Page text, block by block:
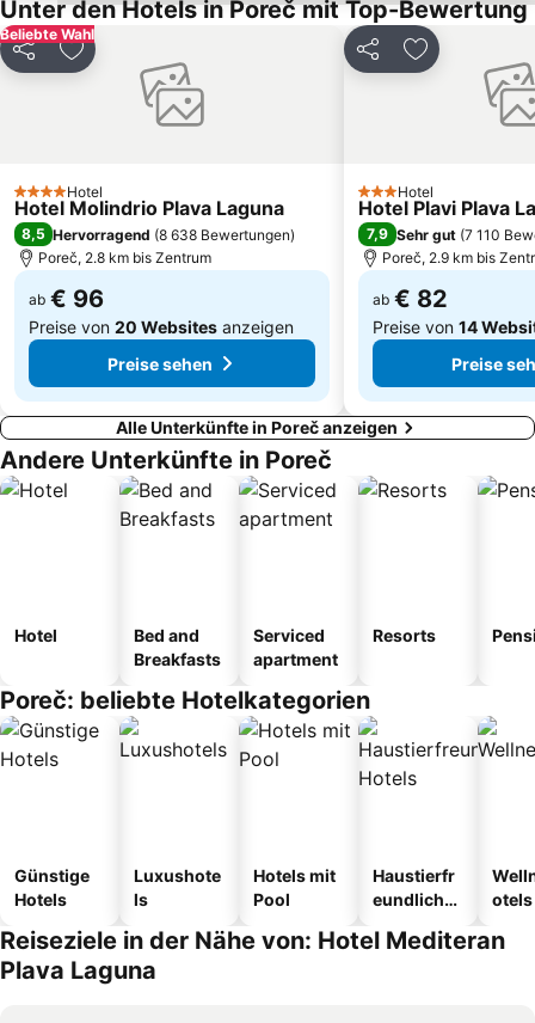
Port of Pula
Vile Park Barnardin
Galijot
Slovenska Obala
Istria Valamar Terra Magica Bike
Fisherman's Party
Galeb AC Solaris
Histria
Unter den Hotels in Poreč mit Top-Bewertung
Beliebte Wahl
Teilen Zu Favoriten hinzufügen
4 SterneHotel
Hotel Molindrio Plava Laguna
8,5 Hervorragend (8 638 Bewertungen)
Poreč, 2.8 km bis Zentrum
ab € 96
Preise von 20 Websites anzeigen
Preise sehen
Teilen Zu Favoriten
3 Sterne
Hotel
Hotel Plavi Plava
7,9 Sehr gut (7 110
Poreč, 2.9 km bis
ab € 82
Preise von 14
Preise
Alle Unterkünfte in Poreč anzeigen
Andere Unterkünfte in Poreč
Hotel
Bed and
Breakfasts
Serviced
apartment
Resorts
Poreč: beliebte Hotelkategorien
Günstige
Hotels
Luxushote
ls
Hotels mit
Pool
Haustierfr
eundliche
otels
Reiseziele in der Nähe von: Hotel Mediteran
Plava Laguna